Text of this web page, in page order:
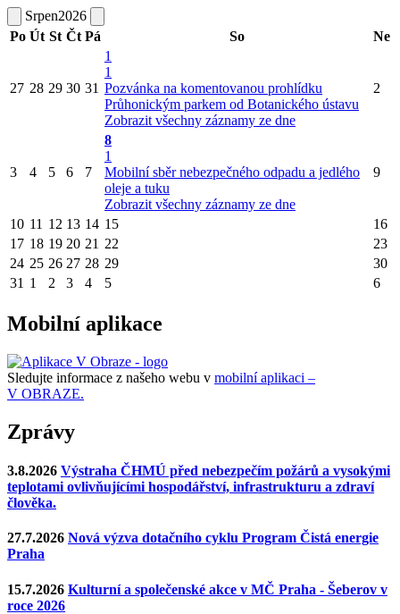
Srpen2026
Po Út St Čt Pá So Ne
27 28 29 30 31
1
1
Pozvánka na komentovanou prohlídku
Průhonickým parkem od Botanického ústavu
Zobrazit všechny záznamy ze dne
2
3 4 5 6 7
8
1
Mobilní sběr nebezpečného odpadu a jedlého
oleje a tuku
Zobrazit všechny záznamy ze dne
9
10 11 12 13 14 15
16
17 18 19 20 21 22
23
24 25 26 27 28 29
30
31 1 2 3 4 5 6
Mobilní aplikace
Sledujte informace z našeho webu v mobilní aplikaci –
V OBRAZE.
Zprávy
3.8.2026 Výstraha ČHMÚ před nebezpečím požárů a vysokými
teplotami ovlivňujícími hospodářství, infrastrukturu a zdraví
člověka.
27.7.2026 Nová výzva dotačního cyklu Program Čistá energie
Praha
15.7.2026 Kulturní a společenské akce v MČ Praha - Šeberov v
roce 2026